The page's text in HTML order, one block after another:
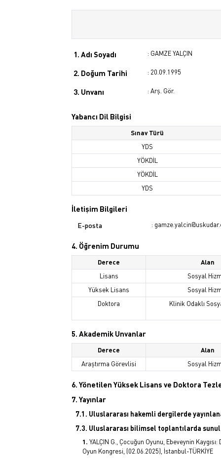
1. Adı Soyadı : GAMZE YALÇIN
2. Doğum Tarihi : 20.09.1995
3. Unvanı : Arş. Gör.
Yabancı Dil Bilgisi
Sınav Türü
YDS
YÖKDİL
YÖKDİL
YDS
İletişim Bilgileri
E-posta :
4. Öğrenim Durumu
Derece
Alan
Lisans
Sosyal
Yüksek Lisans
Sosyal
Doktora
Klinik Odaklı
5. Akademik Unvanlar
Derece
Alan
Araştırma Görevlisi
Sosyal
6. Yönetilen Yüksek Lisans ve Doktora
7. Yayınlar
7.1. Uluslararası hakemli dergilerde
7.3. Uluslararası bilimsel toplantılarda
YALÇIN G., Çocuğun Oyunu, Ebeveynin
Oyun Kongresi, (02.06.2025), İstanbul-TÜRKİYE